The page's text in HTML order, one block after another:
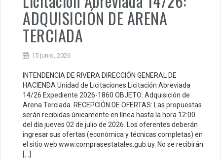
ADQUISICIÓN DE ARENA
TERCIADA
15 junio, 2026
INTENDENCIA DE RIVERA DIRECCIÓN GENERAL DE
HACIENDA Unidad de Licitaciones Licitación Abreviada
14/26 Expediente 2026-1860 OBJETO: Adquisición de
Arena Terciada. RECEPCIÓN DE OFERTAS: Las propuestas
serán recibidas únicamente en línea hasta la hora 12:00
del día jueves 02 de julio de 2026. Los oferentes deberán
ingresar sus ofertas (económica y técnicas completas) en
el sitio web www.comprasestatales.gub.uy. No se recibirán
[…]